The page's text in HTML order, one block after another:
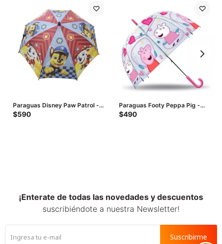
Paraguas Disney Paw Patrol -
Azul - Rojo - Amarillo
$590
Paraguas Footy Peppa Pig -
Estampado
$490
¡Enterate de todas las novedades y descuentos
suscribiéndote a nuestra Newsletter!
Suscribirme